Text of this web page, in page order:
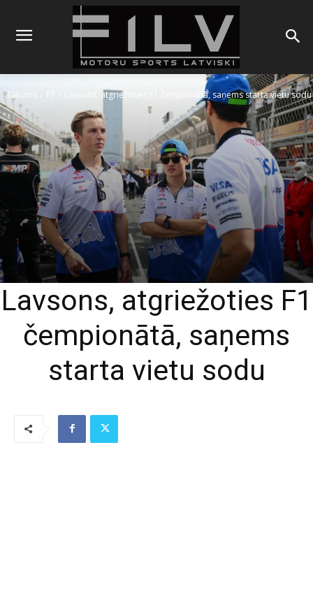
Sākums F1 Lavsons, atgriežoties F1 čempionātā, saņems starta vietu sodu
Lavsons, atgriežoties F1
čempionātā, saņems
starta vietu sodu